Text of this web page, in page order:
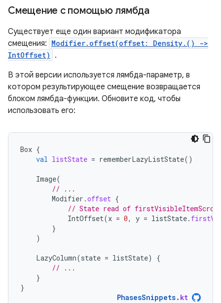
Смещение с помощью лямбда
Существует еще один вариант модификатора
смещения: Modifier.offset(offset: Density.() ->
IntOffset)
.
В этой версии используется лямбда-параметр, в
котором результирующее смещение возвращается
блоком лямбда-функции. Обновите код, чтобы
использовать его:
Box {
val listState = rememberLazyListState()
Image(
// ...
Modifier .offset {
// State read of
IntOffset(x = 0, y = listState.
}
)
LazyColumn(state = listState)
{
// ...
}
}
PhasesSnippets. kt